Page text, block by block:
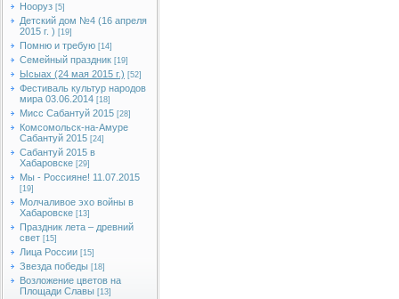
Нооруз [5]
Детский дом №4 (16 апреля
2015 г. ) [19]
Помню и требую [14]
Семейный праздник [19]
Ысыах (24 мая 2015 г.) [52]
Фестиваль культур народов
мира 03.06.2014 [18]
Мисс Сабантуй 2015 [28]
Комсомольск-на-Амуре
Сабантуй 2015 [24]
Сабантуй 2015 в
Хабаровске [29]
Мы - Россияне! 11.07.2015
[19]
Молчаливое эхо войны в
Хабаровске [13]
Праздник лета – древний
свет [15]
Лица России [15]
Звезда победы [18]
Возложение цветов на
Площади Славы [13]